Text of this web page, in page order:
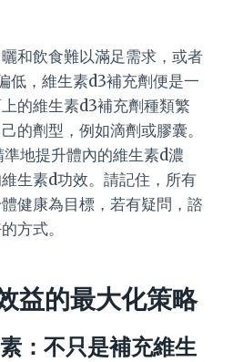
和飲食難以滿足需求，或者
低，維生素d3補充劑便是一
的維生素d3補充劑種類繁
的劑型，例如滴劑或膠囊。
地提升體內的維生素d濃
生素d功效。請記住，所有
健康為目標，若有疑問，諮
方式。
益的最大化策略
：不只是補充維生